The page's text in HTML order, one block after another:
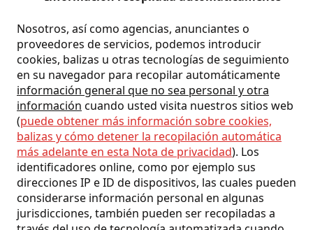
Nosotros, así como agencias, anunciantes o
proveedores de servicios, podemos introducir
cookies, balizas u otras tecnologías de seguimiento
en su navegador para recopilar automáticamente
información general que no sea personal y otra
información cuando usted visita nuestros sitios web
(puede obtener más información sobre cookies,
balizas y cómo detener la recopilación automática
más adelante en esta Nota de privacidad). Los
identificadores online, como por ejemplo sus
direcciones IP e ID de dispositivos, las cuales pueden
considerarse información personal en algunas
jurisdicciones, también pueden ser recopiladas a